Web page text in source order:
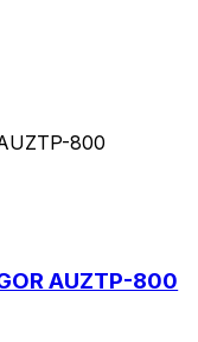
800
AUZTP-800